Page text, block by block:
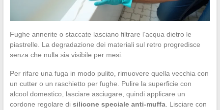
Fughe annerite o staccate lasciano filtrare l’acqua dietro le
piastrelle. La degradazione dei materiali sul retro progredisce
senza che nulla sia visibile per mesi.
Per rifare una fuga in modo pulito, rimuovere quella vecchia con
un cutter o un raschietto per fughe. Pulire la superficie con
alcool domestico, lasciare asciugare, quindi applicare un
cordone regolare di silicone speciale anti-muffa. Lisciare con